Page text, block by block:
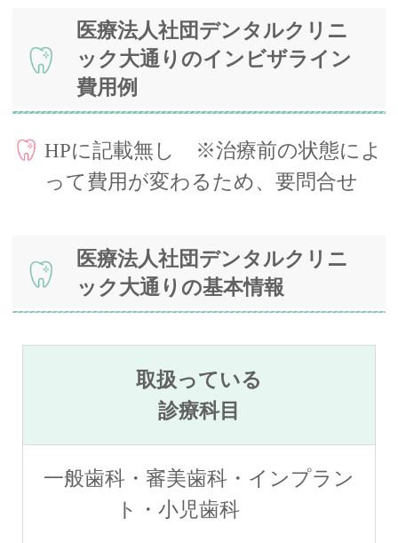
医療法人社団デンタルクリニ
ック大通りのインビザライン
費用例
HPに記載無し ※治療前の状態によ
って費用が変わるため、要問合せ
医療法人社団デンタルクリニ
ック大通りの基本情報
取扱っている
診療科目
一般歯科・審美歯科・インプラン
ト・小児歯科